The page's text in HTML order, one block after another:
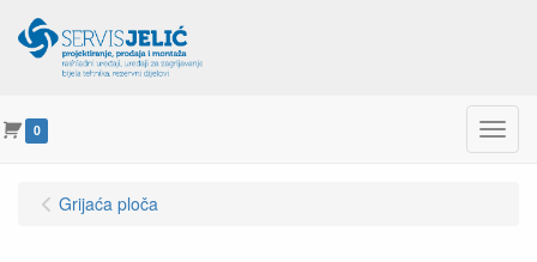
0 Menu
Grijaća ploča